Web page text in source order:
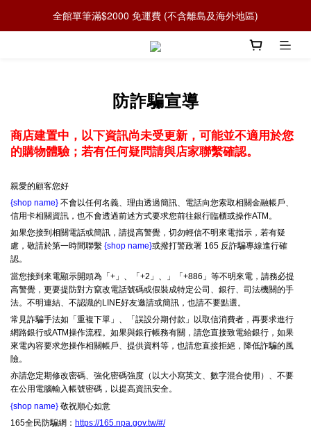
全館單筆滿$2000 免運費 (不含離島及海外地區)
防詐騙宣導
商店建置中，以下資訊尚未受更新，可能並不適用於您
的購物體驗；若有任何疑問請與店家聯繫確認。
親愛的顧客您好
{shop name} 不會以任何名義、理由透過簡訊、電話向您索取相關金融帳戶、
信用卡相關資訊，也不會透過前述方式要求您前往銀行臨櫃或操作ATM。
如果您接到相關電話或簡訊，請提高警覺，切勿輕信不明來電指示，若有疑
慮，敬請於第一時間聯繫 {shop name}或撥打警政署 165 反詐騙專線進行確
認。
當您接到來電顯示開頭為「+」、「+2」、」「+886」等不明來電，請務必提
高警覺，更要提防對方竄改電話號碼或假裝成特定公司、銀行、司法機關的手
法。不明連結、不認識的LINE好友邀請或簡訊，也請不要點選。
常見詐騙手法如「重複下單」、「誤設分期付款」以取信消費者，再要求進行
網路銀行或ATM操作流程。如果與銀行帳務有關，請您直接致電給銀行，如果
來電內容要求您操作相關帳戶、提供資料等，也請您直接拒絕，降低詐騙的風
險。
亦請您定期修改密碼、強化密碼強度（以大小寫英文、數字混合使用）、不要
在公用電腦輸入帳號密碼，以提高資訊安全。
{shop name} 敬祝順心如意
165全民防騙網： https://165.npa.gov.tw/#/